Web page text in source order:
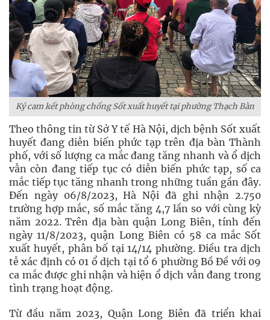
Ký cam kết phòng chống Sốt xuất huyết tại phường Thạch Bàn
Theo thông tin từ Sở Y tế Hà Nội, dịch bệnh Sốt xuất
huyết đang diễn biến phức tạp trên địa bàn Thành
phố, với số lượng ca mắc đang tăng nhanh và ổ dịch
vẫn còn đang tiếp tục có diễn biến phức tạp, số ca
mắc tiếp tục tăng nhanh trong những tuần gần đây.
Đến ngày 06/8/2023, Hà Nội đã ghi nhận 2.750
trường hợp mắc, số mắc tăng 4,7 lần so với cùng kỳ
năm 2022. Trên địa bàn quận Long Biên, tính đến
ngày 11/8/2023, quận Long Biên có 58 ca mắc Sốt
xuất huyết, phân bố tại 14/14 phường. Điều tra dịch
tễ xác định có 01 ổ dịch tại tổ 6 phường Bồ Đề với 09
ca mắc được ghi nhận và hiện ổ dịch vẫn đang trong
tình trạng hoạt động.
Từ đầu năm 2023, Quận Long Biên đã triển khai